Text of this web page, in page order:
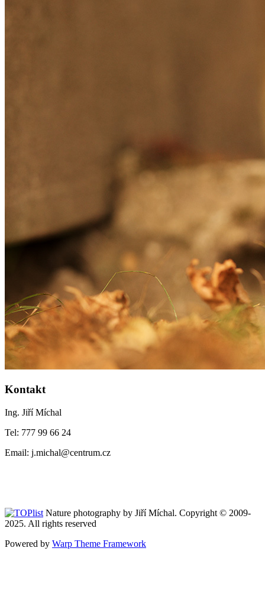
Kontakt
Ing. Jiří Míchal
Tel: 777 99 66 24
Email: j.michal@centrum.cz
Nature photography by Jiří Míchal. Copyright © 2009-
2025. All rights reserved
Powered by Warp Theme Framework